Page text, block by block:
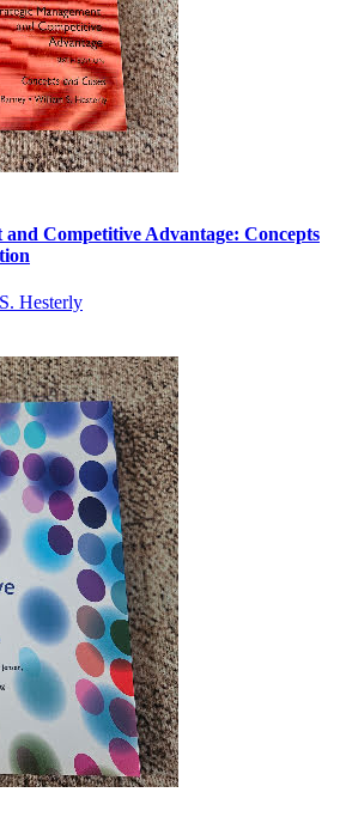
and Competitive Advantage: Concepts
Hesterly